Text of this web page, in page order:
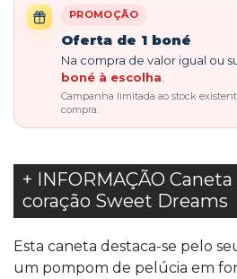
PROMOÇÃO
Oferta de 1 boné
Na compra de valor igual ou
boné à escolha
Campanha limitada ao stock
compra.
+ INFORMAÇÃO
coração Sweet Dreams
Esta caneta destaca-se pelo
um pompom de pelúcia em